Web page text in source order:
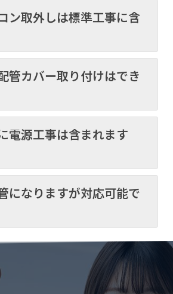
ン取外しは標準工事に含
管カバー取り付けはでき
電源工事は含まれます
になりますが対応可能で